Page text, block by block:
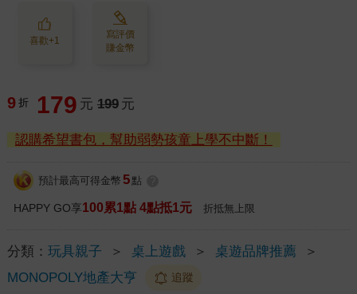
喜歡+1
寫評價
賺金幣
9 折 179 元 199 元
認購希望書包，幫助弱勢孩童上學不中斷！
預計最高可得金幣 5 點
HAPPY GO享100累1點 4點抵1元 折抵無上限
分類： 玩具親子 ＞ 桌上遊戲 ＞ 桌遊品牌推薦
＞
MONOPOLY地產大亨
追蹤